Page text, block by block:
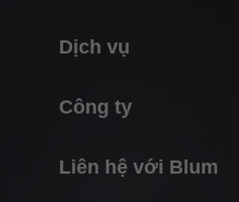
Hệ thống tay nâng
Hệ thống ray hộp
Dịch vụ
Mua & đặt hàng
Công ty
Liên hệ với Blum